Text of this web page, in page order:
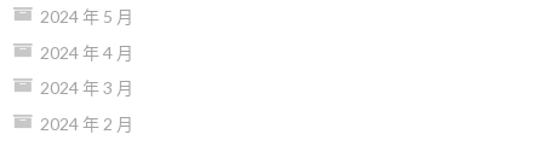
2024 年 5 月
2024 年 4 月
2024 年 3 月
2024 年 2 月